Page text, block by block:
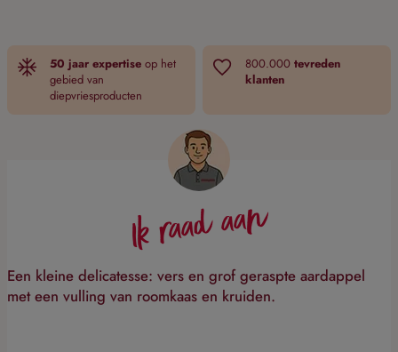
50 jaar expertise op het
gebied van
diepvriesproducten
800.000 tevreden
klanten
Ik raad aan
Een kleine delicatesse: vers en grof geraspte aardappel
met een vulling van roomkaas en kruiden.